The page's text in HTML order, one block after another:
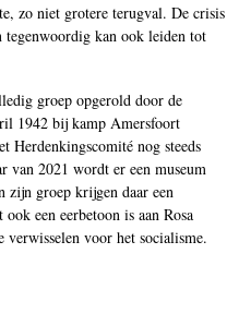
zo niet grotere terugval. De crisis
tegenwoordig kan ook leiden tot
groep opgerold door de
1942 bij kamp Amersfoort
Herdenkingscomité nog steeds
van 2021 wordt er een museum
zijn groep krijgen daar een
een eerbetoon is aan Rosa
verwisselen voor het socialisme.